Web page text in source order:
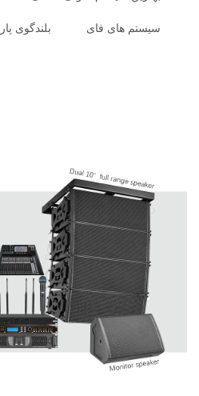
سیستم های فای بلندگوی